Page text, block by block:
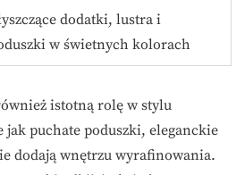
dodatki, lustra i
w świetnych kolorach
istotną rolę w stylu
jak puchate poduszki, eleganckie
dodają wnętrzu wyrafinowania.